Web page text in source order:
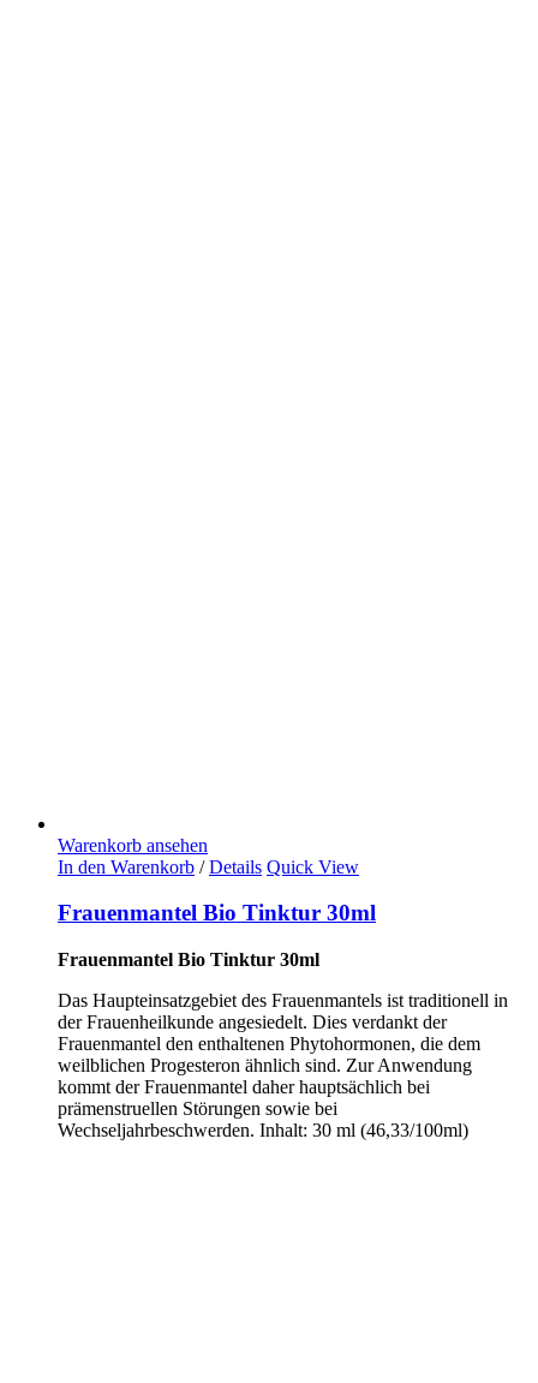
Warenkorb ansehen
In den Warenkorb / Details Quick View
Frauenmantel Bio Tinktur 30ml
Frauenmantel Bio Tinktur 30ml
Das Haupteinsatzgebiet des Frauenmantels ist traditionell in
der Frauenheilkunde angesiedelt. Dies verdankt der
Frauenmantel den enthaltenen Phytohormonen, die dem
weilblichen Progesteron ähnlich sind. Zur Anwendung
kommt der Frauenmantel daher hauptsächlich bei
prämenstruellen Störungen sowie bei
Wechseljahrbeschwerden. Inhalt: 30 ml (46,33/100ml)